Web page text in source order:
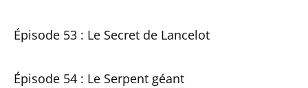
Épisode 53 : Le Secret de Lancelot
Épisode 54 : Le Serpent géant